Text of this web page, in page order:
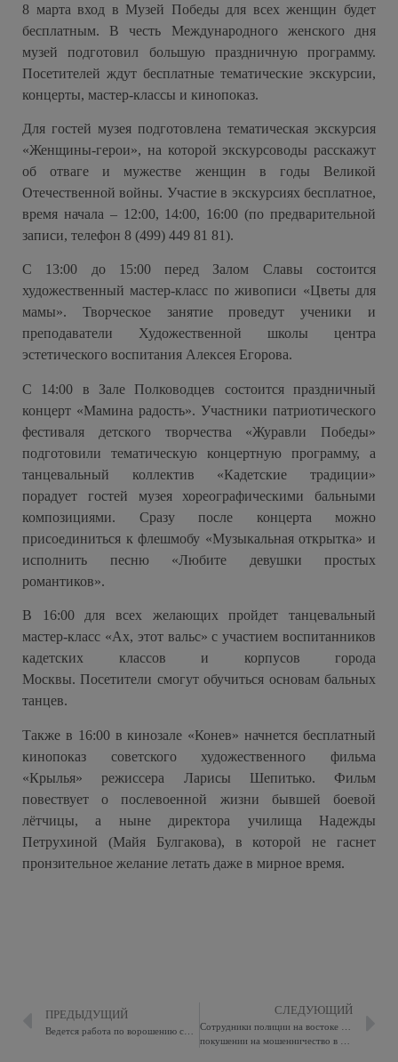
8 марта вход в Музей Победы для всех женщин будет
бесплатным. В честь Международного женского дня
музей подготовил большую праздничную программу.
Посетителей ждут бесплатные тематические экскурсии,
концерты, мастер-классы и кинопоказ.
Для гостей музея подготовлена тематическая экскурсия
«Женщины-герои», на которой экскурсоводы расскажут
об отваге и мужестве женщин в годы Великой
Отечественной войны. Участие в экскурсиях бесплатное,
время начала – 12:00, 14:00, 16:00 (по предварительной
записи, телефон 8 (499) 449 81 81).
С 13:00 до 15:00 перед Залом Славы состоится
художественный мастер-класс по живописи «Цветы для
мамы». Творческое занятие проведут ученики и
преподаватели Художественной школы центра
эстетического воспитания Алексея Егорова.
С 14:00 в Зале Полководцев состоится праздничный
концерт «Мамина радость». Участники патриотического
фестиваля детского творчества «Журавли Победы»
подготовили тематическую концертную программу, а
танцевальный коллектив «Кадетские традиции»
порадует гостей музея хореографическими бальными
композициями. Сразу после концерта можно
присоединиться к флешмобу «Музыкальная открытка» и
исполнить песню «Любите девушки простых
романтиков».
В 16:00 для всех желающих пройдет танцевальный
мастер-класс «Ах, этот вальс» с участием воспитанников
кадетских классов и корпусов города
Москвы. Посетители смогут обучиться основам бальных
танцев.
Также в 16:00 в кинозале «Конев» начнется бесплатный
кинопоказ советского художественного фильма
«Крылья» режиссера Ларисы Шепитько. Фильм
повествует о послевоенной жизни бывшей боевой
лётчицы, а ныне директора училища Надежды
Петрухиной (Майя Булгакова), в которой не гаснет
пронзительное желание летать даже в мирное время.
ПРЕДЫДУЩИЙ СЛЕДУЮЩИЙ
покушении на мошенничество в отношении пенсионерки